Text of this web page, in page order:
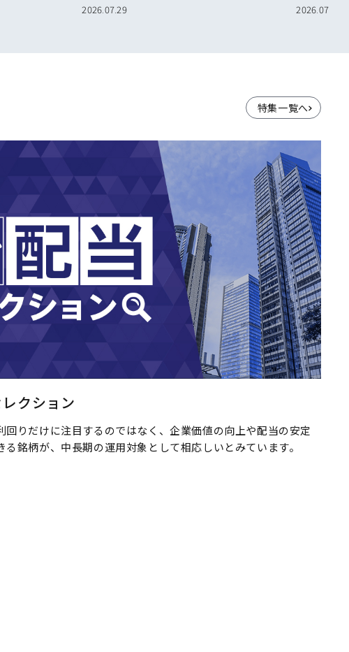
2026.07.29 2026.07.28
特集一覧へ
クション
回りだけに注目するのではなく、企業価値の向上や配当の安定
銘柄が、中長期の運用対象として相応しいとみています。